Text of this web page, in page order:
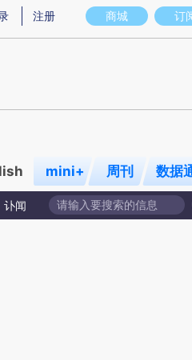
实意图存在偏差。不代表财新观点和立
商城 订
注册
mini+ 周刊 数据
讣闻